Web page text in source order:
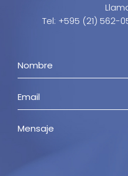
Tel: +595 (21) 562-